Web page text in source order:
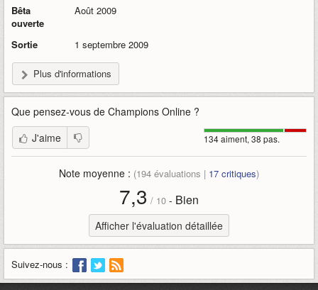
Bêta
ouverte
Août 2009
Sortie 1 septembre 2009
Plus d'informations
Que pensez-vous de Champions Online ?
134 aiment, 38 pas.
J'aime
Note moyenne : (194 évaluations | 17 critiques)
7,3 / 10 - Bien
Afficher l'évaluation détaillée
Suivez-nous :